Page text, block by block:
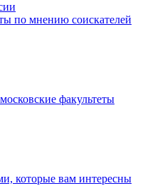
по мнению соискателей
факультеты
которые вам интересны